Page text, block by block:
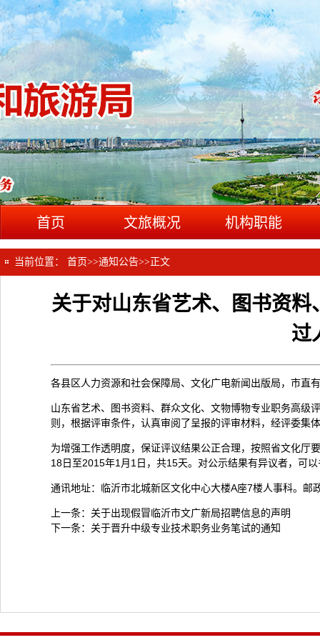
首页 文旅概况 机构职能
当前位置： 首页>>通知公告>> 正文
关于对山东省艺术、图书资
过
各县区人力资源和社会保障局、文化广电新闻出版局，市直
山东省艺术、图书资料、群众文化、文物博物专业职务高
则，根据评审条件，认真审阅了呈报的评审材料，经评委集
为增强工作透明度，保证评议结果公正合理，按照省文化厅
18日至2015年1月1日，共15天。对公示结果有异议者，可
通讯地址：临沂市北城新区文化中心大楼A座7楼人事科。邮
上一条： 关于出现假冒临沂市文广新局招聘信息的声明
下一条： 关于晋升中级专业技术职务业务笔试的通知